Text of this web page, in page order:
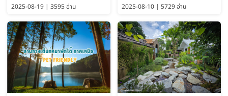
2025-08-19 | 3595 อ่าน 2025-08-10 | 5729 อ่าน